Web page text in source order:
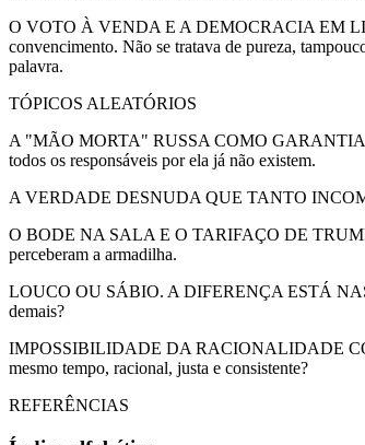
O VOTO À VENDA E A DEMOCRACIA EM
convencimento. Não se tratava de pureza,
palavra.
TÓPICOS ALEATÓRIOS
A "MÃO MORTA" RUSSA COMO GARANTIA
todos os responsáveis por ela já não existem.
A VERDADE DESNUDA QUE TANTO
O BODE NA SALA E O TARIFAÇO DE TRUMP /
perceberam a armadilha.
LOUCO OU SÁBIO. A DIFERENÇA ESTÁ NAS
demais?
IMPOSSIBILIDADE DA RACIONALIDADE
mesmo tempo, racional, justa e consistente?
REFERÊNCIAS